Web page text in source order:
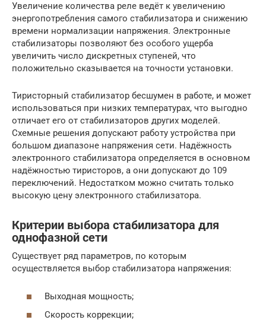
Увеличение количества реле ведёт к увеличению
энергопотребления самого стабилизатора и снижению
времени нормализации напряжения. Электронные
стабилизаторы позволяют без особого ущерба
увеличить число дискретных ступеней, что
положительно сказывается на точности установки.
Тиристорный стабилизатор бесшумен в работе, и может
использоваться при низких температурах, что выгодно
отличает его от стабилизаторов других моделей.
Схемные решения допускают работу устройства при
большом диапазоне напряжения сети. Надёжность
электронного стабилизатора определяется в основном
надёжностью тиристоров, а они допускают до 109
переключений. Недостатком можно считать только
высокую цену электронного стабилизатора.
Критерии выбора стабилизатора для
однофазной сети
Существует ряд параметров, по которым
осуществляется выбор стабилизатора напряжения:
Выходная мощность;
Скорость коррекции;